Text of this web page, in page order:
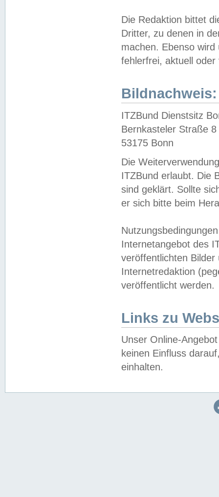
Die Redaktion bittet
Dritter, zu denen in
machen. Ebenso
fehlerfrei, aktuell oder
Bildnachweis:
ITZBund Dienstsitz
Bernkasteler Straße 8
53175 Bonn
Die
ITZBund erlaubt. Die
sind geklärt. Sollte
er sich bitte beim
Internetangebot des
veröffentlichten
Internetredaktion
veröffentlicht werden.
Links zu
Unser Online-
keinen Einfluss
einhalten.